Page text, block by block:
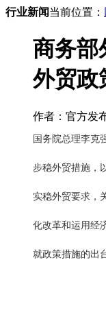
行业新闻当前位置：
商务部
外贸政
作者：官方发
国务院总理李克
步稳外贸措施，
实稳外贸要求，
化改革和运用经
就政策措施的出